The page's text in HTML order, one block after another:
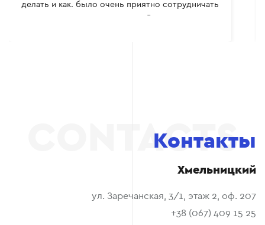
делать и как. было очень приятно сотрудничать
вместе, многому сам научился. Всем рекомендую.
Контакты
Хмельницкий
ул. Заречанская, 3/1, этаж 2, оф. 207
+38 (067) 409 15 25